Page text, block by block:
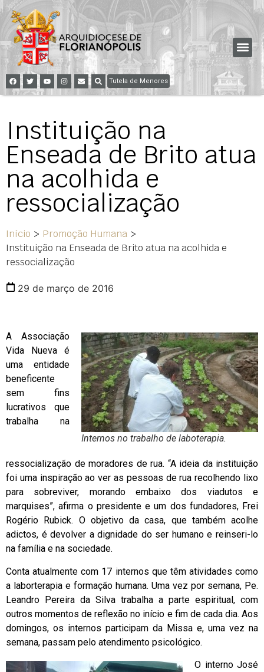
Tutela de Menores
Instituição na
Enseada de Brito atua
na acolhida e
ressocialização
Início > Promoção Humana >
Instituição na Enseada de Brito atua na acolhida e
ressocialização
29 de março de 2016
Internos no trabalho de laboterapia.
A Associação
Vida Nueva é
uma entidade
beneficente
sem fins
lucrativos que
trabalha na
ressocialização de moradores de rua. “A ideia da instituição
foi uma inspiração ao ver as pessoas de rua recolhendo lixo
para sobreviver, morando embaixo dos viadutos e
marquises”, afirma o presidente e um dos fundadores, Frei
Rogério Rubick. O objetivo da casa, que também acolhe
adictos, é devolver a dignidade do ser humano e reinseri-lo
na família e na sociedade.
Conta atualmente com 17 internos que têm atividades como
a laborterapia e formação humana. Uma vez por semana, Pe.
Leandro Pereira da Silva trabalha a parte espiritual, com
outros momentos de reflexão no início e fim de cada dia. Aos
domingos, os internos participam da Missa e, uma vez na
semana, passam pelo atendimento psicológico.
O interno José